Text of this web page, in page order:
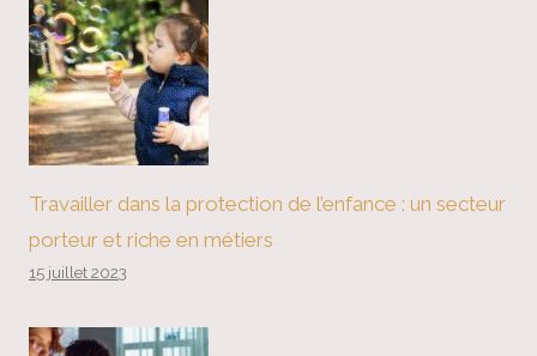
Travailler dans la protection de l’enfance : un secteur
porteur et riche en métiers
15 juillet 2023